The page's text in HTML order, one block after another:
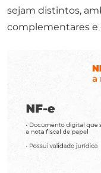
sejam distintos,
complementares e